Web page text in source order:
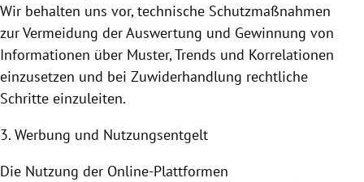
Wir behalten uns vor, technische Schutzmaßnahmen
zur Vermeidung der Auswertung und Gewinnung von
Informationen über Muster, Trends und Korrelationen
einzusetzen und bei Zuwiderhandlung rechtliche
Schritte einzuleiten.
3. Werbung und Nutzungsentgelt
Die Nutzung der Online-Plattformen